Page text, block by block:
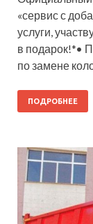
«сервис с
услуги,
в подарок!*•
по замене
ПОДРОБНЕЕ